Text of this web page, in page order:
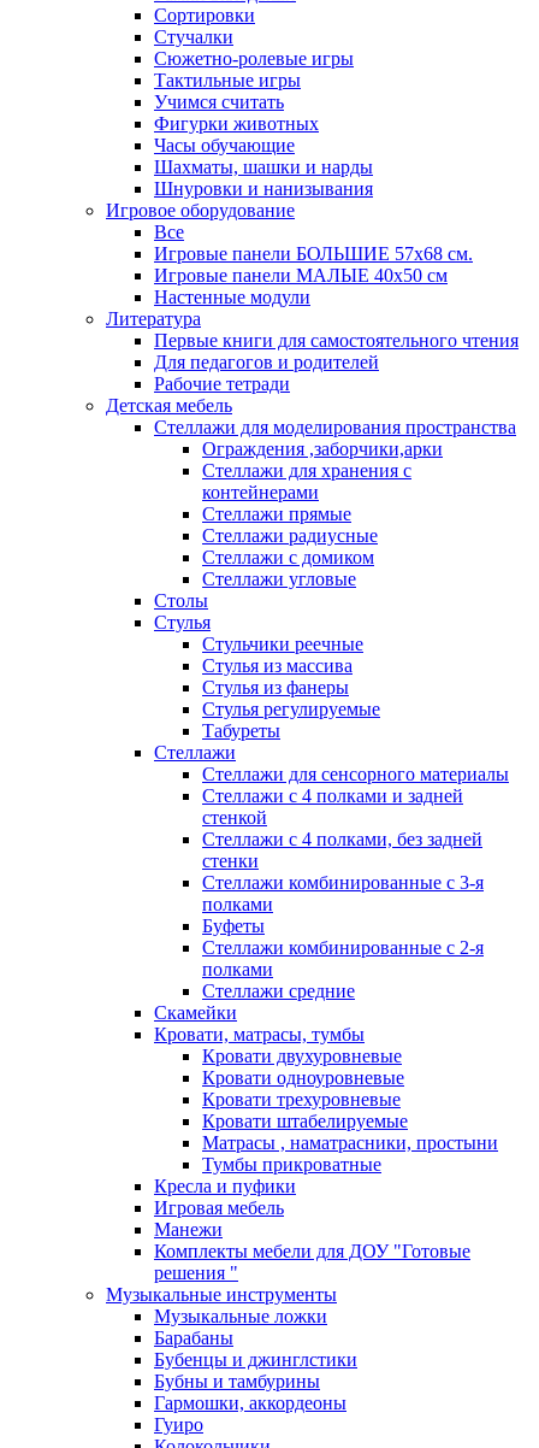
Сортировки
Стучалки
Сюжетно-ролевые игры
Тактильные игры
Учимся считать
Фигурки животных
Часы обучающие
Шахматы, шашки и нарды
Шнуровки и нанизывания
Игровое оборудование
Все
Игровые панели БОЛЬШИЕ 57х68 см.
Игровые панели МАЛЫЕ 40х50 см
Настенные модули
Литература
Первые книги для самостоятельного чтения
Для педагогов и родителей
Рабочие тетради
Детская мебель
Стеллажи для моделирования пространства
Ограждения ,заборчики,арки
Стеллажи для хранения с
контейнерами
Стеллажи прямые
Стеллажи радиусные
Стеллажи с домиком
Стеллажи угловые
Столы
Стулья
Стульчики реечные
Стулья из массива
Стулья из фанеры
Стулья регулируемые
Табуреты
Стеллажи
Стеллажи для сенсорного материалы
Стеллажи с 4 полками и задней
стенкой
Стеллажи с 4 полками, без задней
стенки
Стеллажи комбинированные с 3-я
полками
Буфеты
Стеллажи комбинированные с 2-я
полками
Стеллажи средние
Скамейки
Кровати, матрасы, тумбы
Кровати двухуровневые
Кровати одноуровневые
Кровати трехуровневые
Кровати штабелируемые
Матрасы , наматрасники, простыни
Тумбы прикроватные
Кресла и пуфики
Игровая мебель
Манежи
Комплекты мебели для ДОУ "Готовые
решения "
Музыкальные инструменты
Музыкальные ложки
Барабаны
Бубенцы и джинглстики
Бубны и тамбурины
Гармошки, аккордеоны
Гуиро